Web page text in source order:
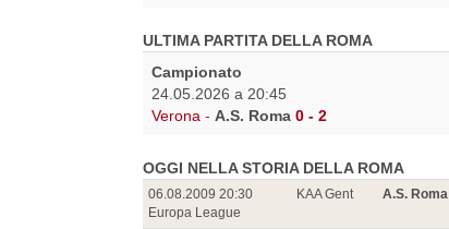
ULTIMA PARTITA DELLA ROMA
Campionato
24.05.2026 a 20:45
Verona - A.S. Roma 0 - 2
OGGI NELLA STORIA DELLA ROMA
06.08.2009 20:30
Europa League
KAA Gent A.S. Roma